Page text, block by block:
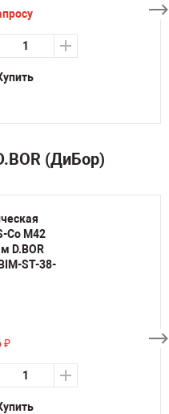
(ДиБор)
Co M42
D.BOR
ST-38-
₽